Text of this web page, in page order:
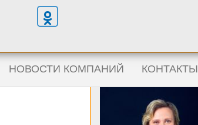
НОВОСТИ КОМПАНИЙ КОНТАКТЫ